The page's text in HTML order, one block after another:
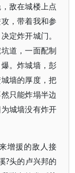
敌在城楼上点
，带着我和参
定炸开城门。
道，一面配制
。炸城墙，彭
墙的厚度，把
只能炸塌半边
城墙没有炸开
增援的敌人接
?头的卢兴邦的